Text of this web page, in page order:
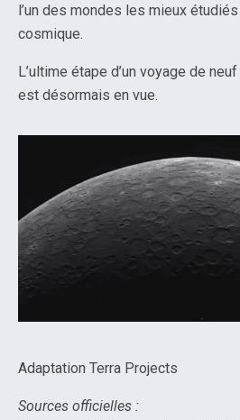
l’un des mondes les mieux
cosmique.
L’ultime étape d’un voyage de
est désormais en vue.
Adaptation Terra Projects
Sources officielles :